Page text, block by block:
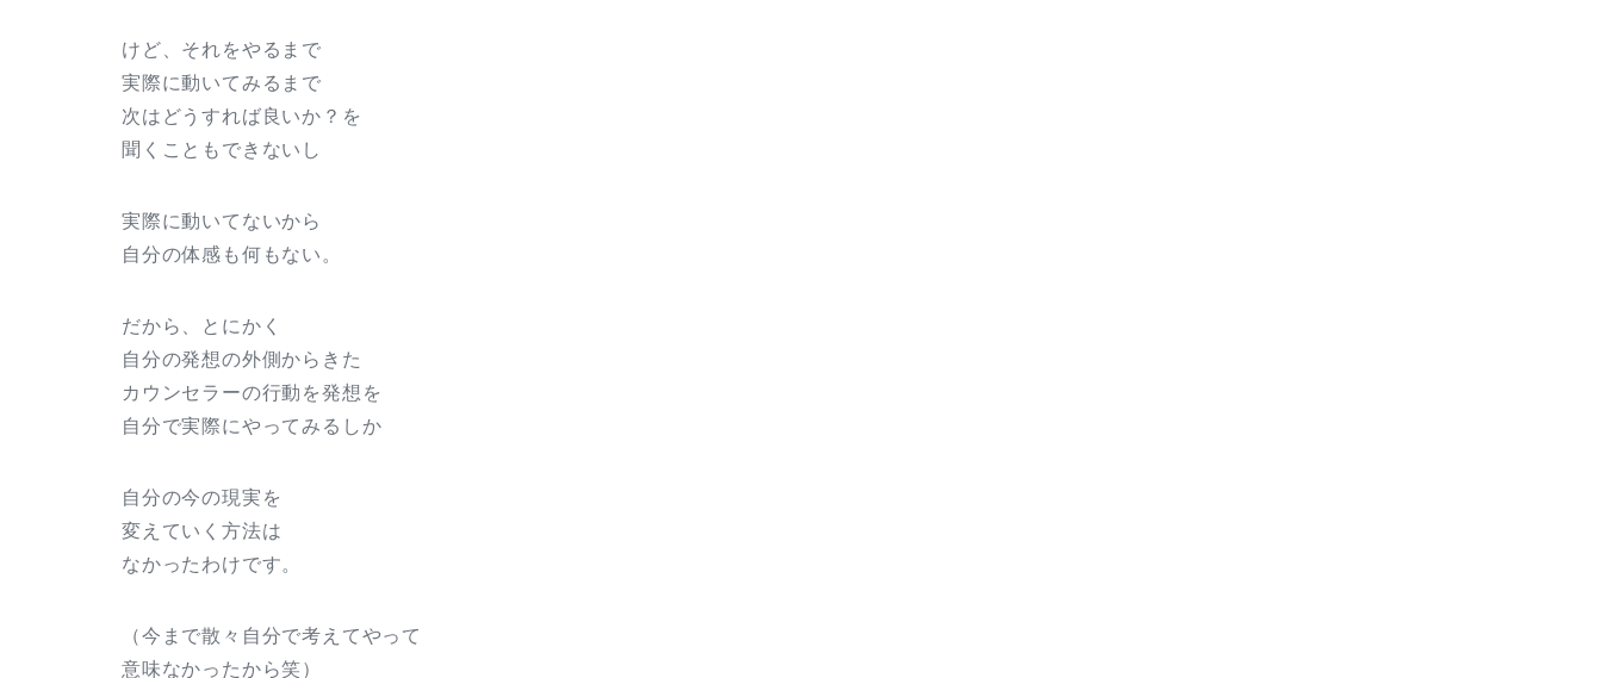
けど、それをやるまで
実際に動いてみるまで
次はどうすれば良いか？を
聞くこともできないし
実際に動いてないから
自分の体感も何もない。
だから、とにかく
自分の発想の外側からきた
カウンセラーの行動を発想を
自分で実際にやってみるしか
自分の今の現実を
変えていく方法は
なかったわけです。
（今まで散々自分で考えてやって
意味なかったから笑）